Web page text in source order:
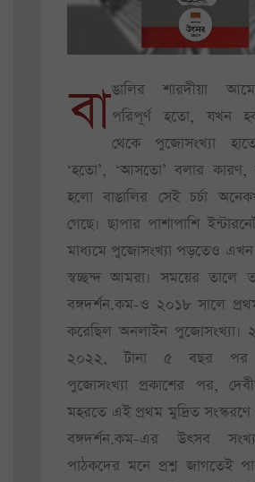
বাঙালির শারদীয়া
পরিপূর্ণ হতো, যখন
থেকে পুজোসংখ্যা
‘হতো’, ‘আসতো’ বলার
হলো বাঙালির সেই চর্চা
গেছে। ছাপার পাশাপাশি
মাধ্যমে পুজোসংখ্যা পড়তেও এখন
স্বচ্ছন্দ আমরা। সময়ের তালে
বঙ্গদর্শন.কম-ও ২০১৮ সালে
করেছিল অনলাইন পুজোসংখ্যা।
২০২২, টানা ৫ বছর পর
পুজোসংখ্যা প্রকাশের পর,
মহরতে এই প্রথম মুদ্রিত
বঙ্গদর্শন.কম-এর উৎসব
পাঠকদের মনে প্রশ্ন জাগতেই